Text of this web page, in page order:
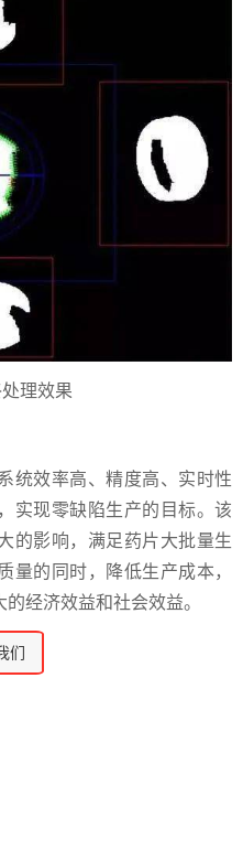
理效果
系统效率高、精度高、实时性
实现零缺陷生产的目标。该
的影响，满足药片大批量生
量的同时，降低生产成本，
经济效益和社会效益。
们